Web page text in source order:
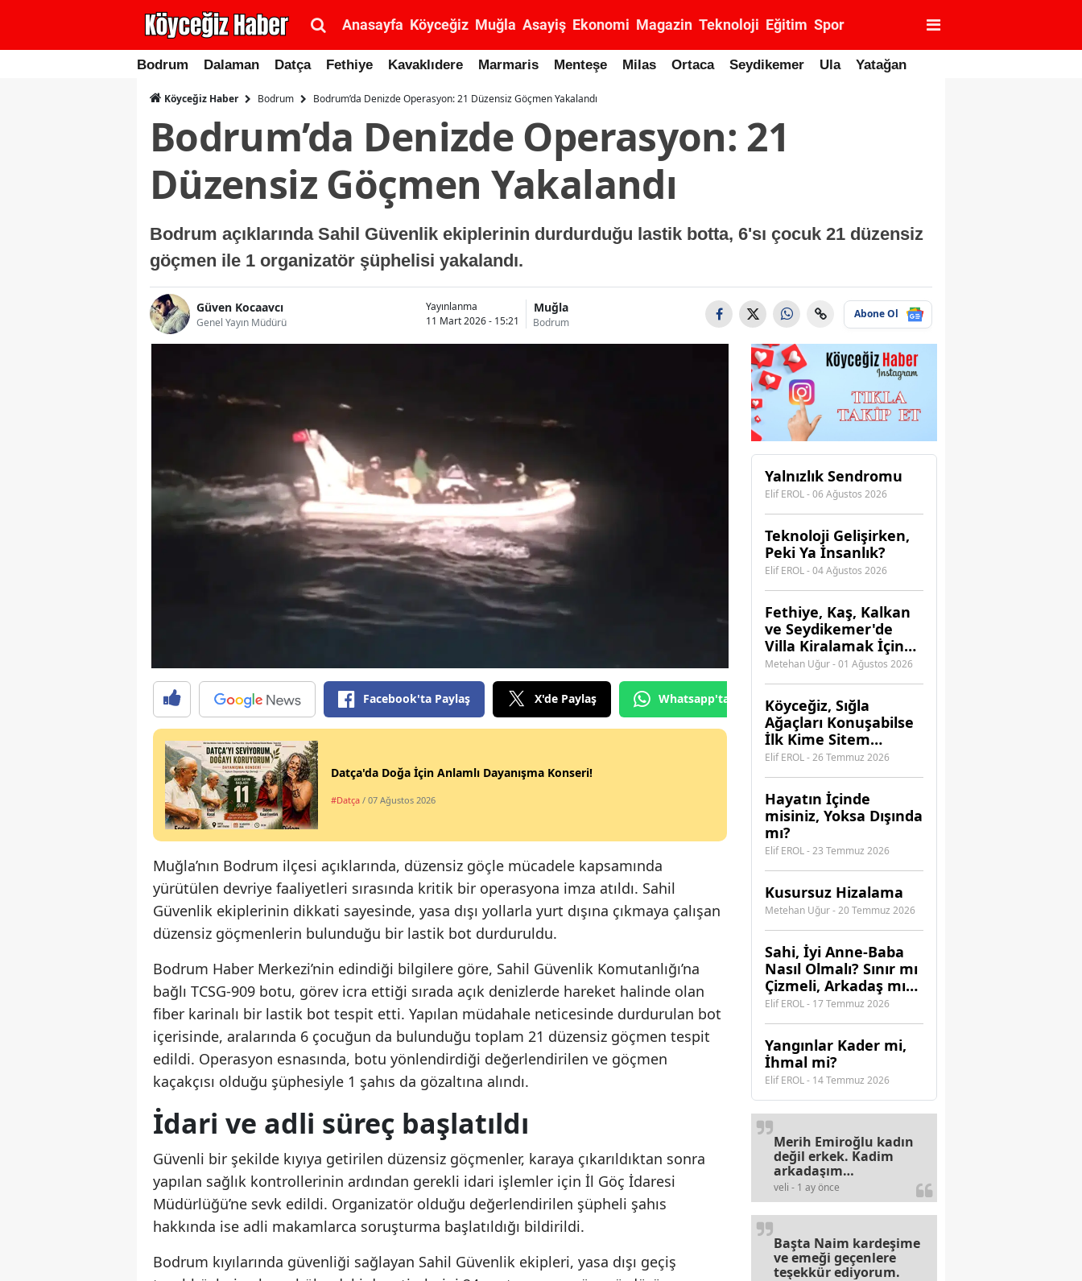
Anasayfa Köyceğiz Muğla Asayiş Ekonomi Magazin Teknoloji Eğitim Spor
Bodrum Dalaman Datça Fethiye Kavaklıdere Marmaris Menteşe Milas Ortaca Seydikemer Ula Yatağan
Köyceğiz Haber Bodrum Bodrum’da Denizde Operasyon: 21 Düzensiz Göçmen Yakalandı
Bodrum’da Denizde Operasyon: 21
Düzensiz Göçmen Yakalandı
Bodrum açıklarında Sahil Güvenlik ekiplerinin durdurduğu lastik botta, 6'sı çocuk 21 düzensiz
göçmen ile 1 organizatör şüphelisi yakalandı.
Güven Kocaavcı
Genel Yayın Müdürü
Yayınlanma
11 Mart 2026 - 15:21
Muğla
Bodrum
Abone Ol
Facebook'ta Paylaş X'de Paylaş Whatsapp'tan Gönder
Datça'da Doğa İçin Anlamlı Dayanışma Konseri!
#Datça / 07 Ağustos 2026
Muğla’nın Bodrum ilçesi açıklarında, düzensiz göçle mücadele kapsamında
yürütülen devriye faaliyetleri sırasında kritik bir operasyona imza atıldı. Sahil
Güvenlik ekiplerinin dikkati sayesinde, yasa dışı yollarla yurt dışına çıkmaya çalışan
düzensiz göçmenlerin bulunduğu bir lastik bot durduruldu.
Bodrum Haber Merkezi’nin edindiği bilgilere göre, Sahil Güvenlik Komutanlığı’na
bağlı TCSG-909 botu, görev icra ettiği sırada açık denizlerde hareket halinde olan
fiber karinalı bir lastik bot tespit etti. Yapılan müdahale neticesinde durdurulan bot
içerisinde, aralarında 6 çocuğun da bulunduğu toplam 21 düzensiz göçmen tespit
edildi. Operasyon esnasında, botu yönlendirdiği değerlendirilen ve göçmen
kaçakçısı olduğu şüphesiyle 1 şahıs da gözaltına alındı.
İdari ve adli süreç başlatıldı
Güvenli bir şekilde kıyıya getirilen düzensiz göçmenler, karaya çıkarıldıktan sonra
yapılan sağlık kontrollerinin ardından gerekli idari işlemler için İl Göç İdaresi
Müdürlüğü’ne sevk edildi. Organizatör olduğu değerlendirilen şüpheli şahıs
hakkında ise adli makamlarca soruşturma başlatıldığı bildirildi.
Bodrum kıyılarında güvenliği sağlayan Sahil Güvenlik ekipleri, yasa dışı geçiş
Yalnızlık Sendromu
Elif EROL - 06 Ağustos 2026
Teknoloji Gelişirken,
Peki Ya İnsanlık?
Elif EROL - 04 Ağustos 2026
Fethiye, Kaş, Kalkan
ve Seydikemer'de
Villa Kiralamak İçin
Hangi Acenteye
Güvenebilirsiniz?
Metehan Uğur - 01 Ağustos 2026
Köyceğiz, Sığla
Ağaçları Konuşabilse
İlk Kime Sitem
Ederdi?
Elif EROL - 26 Temmuz 2026
Hayatın İçinde
misiniz, Yoksa Dışında
mı?
Elif EROL - 23 Temmuz 2026
Kusursuz Hizalama
Metehan Uğur - 20 Temmuz 2026
​Sahi, İyi Anne-Baba
Nasıl Olmalı? Sınır mı
Çizmeli, Arkadaş mı
Olmalı?
Elif EROL - 17 Temmuz 2026
Yangınlar Kader mi,
İhmal mi?
Elif EROL - 14 Temmuz 2026
veli - 1 ay önce
Merih Emiroğlu kadın
değil erkek. Kadim
arkadaşım
haberinizdeki hataya
gayb den
gülümsüyordur.
Başta Naim kardeşime
ve emeği geçenlere
teşekkür ediyorum.